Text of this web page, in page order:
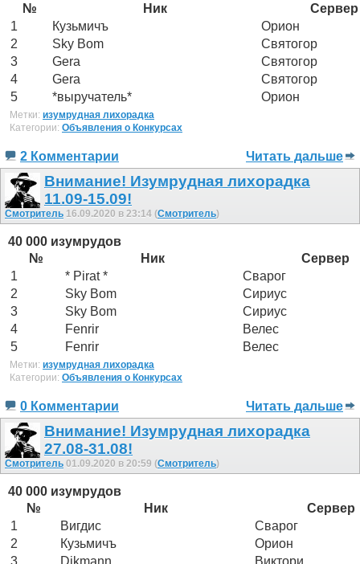
№
Ник
Сервер
1
Кузьмичъ
Орион
2
Sky Bom
Святогор
3
Gera
Святогор
4
Gera
Святогор
5
*выручатель* Орион
Метки: изумрудная лихорадка
Категории: Объявления о Конкурсах
2 Комментарии Читать дальше
Внимание! Изумрудная лихорадка
11.09-15.09!
Смотритель 16.09.2020 в 23:14 (Смотритель)
40 000 изумрудов
№
Ник
Сервер
1
* Pirat *
Сварог
2
Sky Bom
Сириус
3
Sky Bom
Сириус
4
Fenrir
Велес
5
Fenrir Велес
Метки: изумрудная лихорадка
Категории: Объявления о Конкурсах
0 Комментарии Читать дальше
Внимание! Изумрудная лихорадка
27.08-31.08!
Смотритель 01.09.2020 в 20:59 (Смотритель)
40 000 изумрудов
№
Ник
Сервер
1
Вигдис
Сварог
2
Кузьмичъ
Орион
3
Dikmann Виктори